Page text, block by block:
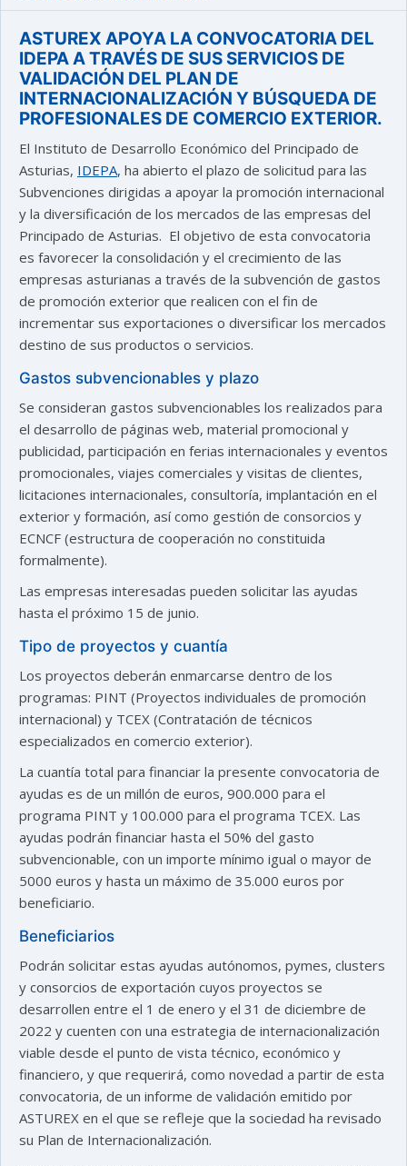
ASTUREX APOYA LA CONVOCATORIA DEL
IDEPA A TRAVÉS DE SUS SERVICIOS DE
VALIDACIÓN DEL PLAN DE
INTERNACIONALIZACIÓN Y BÚSQUEDA DE
PROFESIONALES DE COMERCIO EXTERIOR.
El Instituto de Desarrollo Económico del Principado de
Asturias, IDEPA, ha abierto el plazo de solicitud para las
Subvenciones dirigidas a apoyar la promoción internacional
y la diversificación de los mercados de las empresas del
Principado de Asturias. El objetivo de esta convocatoria
es favorecer la consolidación y el crecimiento de las
empresas asturianas a través de la subvención de gastos
de promoción exterior que realicen con el fin de
incrementar sus exportaciones o diversificar los mercados
destino de sus productos o servicios.
Gastos subvencionables y plazo
Se consideran gastos subvencionables los realizados para
el desarrollo de páginas web, material promocional y
publicidad, participación en ferias internacionales y eventos
promocionales, viajes comerciales y visitas de clientes,
licitaciones internacionales, consultoría, implantación en el
exterior y formación, así como gestión de consorcios y
ECNCF (estructura de cooperación no constituida
formalmente).
Las empresas interesadas pueden solicitar las ayudas
hasta el próximo 15 de junio.
Tipo de proyectos y cuantía
Los proyectos deberán enmarcarse dentro de los
programas: PINT (Proyectos individuales de promoción
internacional) y TCEX (Contratación de técnicos
especializados en comercio exterior).
La cuantía total para financiar la presente convocatoria de
ayudas es de un millón de euros, 900.000 para el
programa PINT y 100.000 para el programa TCEX. Las
ayudas podrán financiar hasta el 50% del gasto
subvencionable, con un importe mínimo igual o mayor de
5000 euros y hasta un máximo de 35.000 euros por
beneficiario.
Beneficiarios
Podrán solicitar estas ayudas autónomos, pymes, clusters
y consorcios de exportación cuyos proyectos se
desarrollen entre el 1 de enero y el 31 de diciembre de
2022 y cuenten con una estrategia de internacionalización
viable desde el punto de vista técnico, económico y
financiero, y que requerirá, como novedad a partir de esta
convocatoria, de un informe de validación emitido por
ASTUREX en el que se refleje que la sociedad ha revisado
su Plan de Internacionalización.